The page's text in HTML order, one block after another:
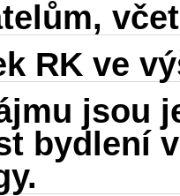
RK ve
jsou
bydlení